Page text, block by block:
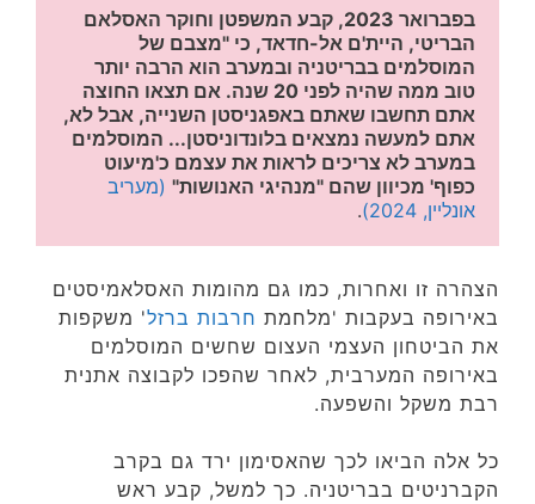
כפוף' מכיוון שהם "מנהיגי האנושות"
אונליין, 2024)
.
הצהרה זו ואחרות, כמו גם מהומות האסלאמיסטים
באירופה בעקבות 'מלחמת חרבות ברזל' משקפות
את הביטחון העצמי העצום שחשים המוסלמים
באירופה המערבית, לאחר שהפכו לקבוצה אתנית
רבת משקל והשפעה.
כל אלה הביאו לכך שהאסימון ירד גם בקרב
הקברניטים בבריטניה. כך למשל, קבע ראש